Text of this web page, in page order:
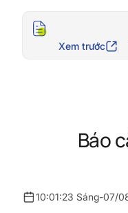
Xem trước
Báo
10:01:23 Sáng-07/